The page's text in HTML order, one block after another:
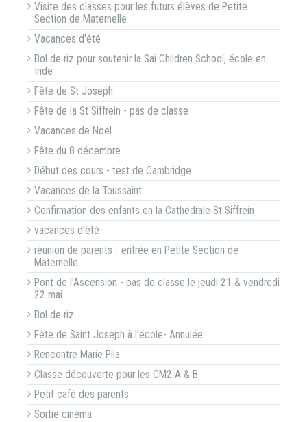
Visite des classes pour les futurs élèves de Petite
Section de Maternelle
Vacances d'été
Bol de riz pour soutenir la Sai Children School, école en
Inde
Fête de St Joseph
Fête de la St Siffrein - pas de classe
Vacances de Noël
Fête du 8 décembre
Début des cours - test de Cambridge
Vacances de la Toussaint
Confirmation des enfants en la Cathédrale St Siffrein
vacances d'été
réunion de parents - entrée en Petite Section de
Maternelle
Pont de l'Ascension - pas de classe le jeudi 21 & vendredi
22 mai
Bol de riz
Fête de Saint Joseph à l'école- Annulée
Rencontre Marie Pila
Classe découverte pour les CM2 A & B
Petit café des parents
Sortie cinéma